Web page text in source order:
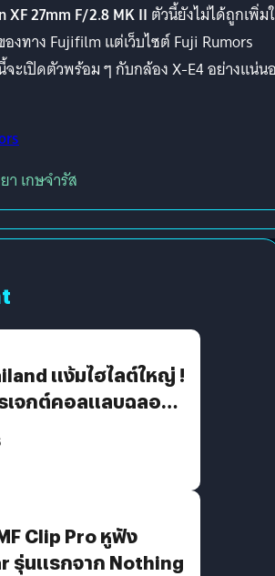
XF 27mm F/2.8 MK II ตัวนี้ยังไม่ได้ถูกเพิ่ม
งทาง Fujifilm แต่เว็บไซต์ Fuji Rumors
ะเปิดตัวพร้อม ๆ กับกล้อง X-E4 อย่างแน่น
เกษจำรัส
แง้มไฮไลต์ใหญ่ !
เจกต์คอลแลบฉลอง
FRIENDS
Clip Pro หูฟัง
รุ่นแรกจาก Nothing